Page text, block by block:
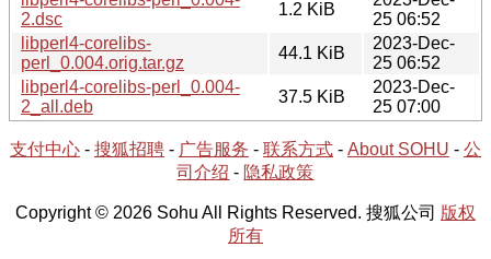
2.dsc
1.2 KiB
25 06:52
libperl4-corelibs-
perl_0.004.orig.tar.gz
44.1 KiB
2023-Dec-
25 06:52
libperl4-corelibs-perl_0.004-
2_all.deb
37.5 KiB
2023-Dec-
25 07:00
支付中心 - 搜狐招聘 - 广告服务 - 联系方式 - About SOHU - 公
司介绍 - 隐私政策
Copyright © 2026 Sohu All Rights Reserved. 搜狐公司 版权
所有